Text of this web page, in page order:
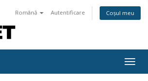
Română Autentificare Coșul meu